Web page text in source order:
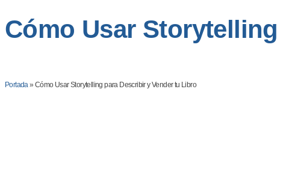
Cómo Usar
Portada»Cómo Usar Storytelling para Describir y Vender tu Libro